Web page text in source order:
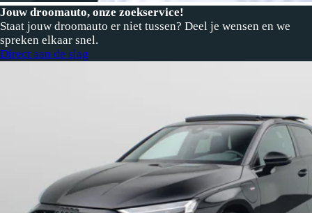
Jouw droomauto, onze zoekservice!
Staat jouw droomauto er niet tussen? Deel je wensen en we
spreken elkaar snel.
Direct aan de slag